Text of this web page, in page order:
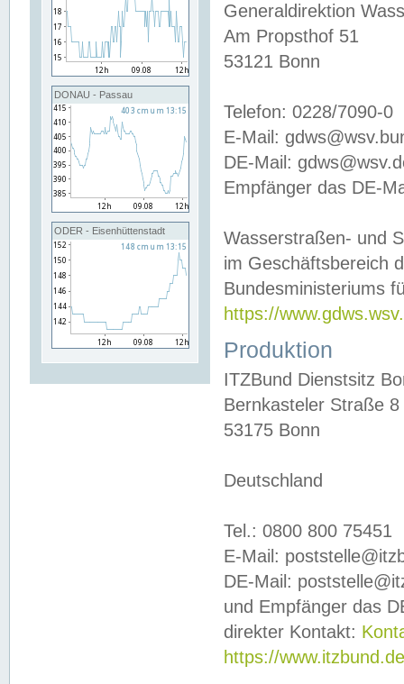
DONAU - Passau
ODER - Eisenhüttenstadt
Generaldirektion
Am Propsthof 51
53121 Bonn
Telefon: 0228/7090-0
E-Mail:
DE-Mail:
Empfänger das DE-
Wasserstraßen- und
im Geschäftsbereich
Bundesministeriums
https://
Produktion
ITZBund Dienstsitz
Bernkasteler Straße 8
53175 Bonn
Deutschland
Tel.: 0800 800 75451
E-Mail:
DE-Mail:
und Empfänger das
direkter Kontakt:
https://